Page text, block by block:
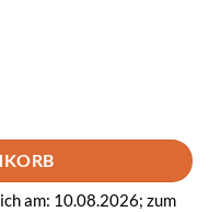
Menge
am: 10.08.2026; zum